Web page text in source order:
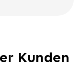
Kunden